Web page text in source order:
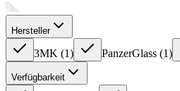
Hersteller
3MK (1) PanzerGlass (1)
Verfügbarkeit